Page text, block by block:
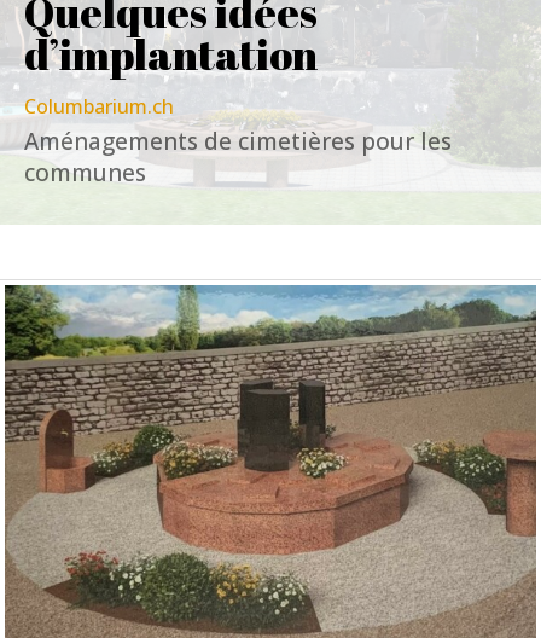
d’implantation
Columbarium.ch
Aménagements de cimetières pour les
communes